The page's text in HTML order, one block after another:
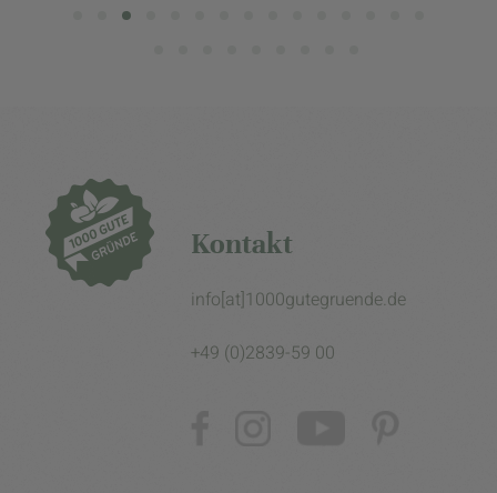
Kontakt
info[at]1000gutegruende.de
+49 (0)2839-59 00